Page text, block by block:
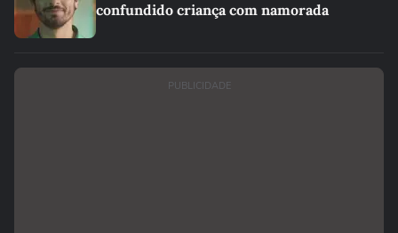
confundido criança com namorada
PUBLICIDADE